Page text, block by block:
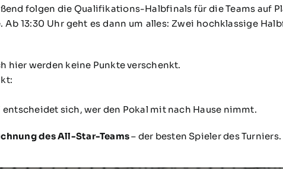
folgen die Qualifikations-Halbfinals für die Teams auf
13:30 Uhr geht es dann um alles: Zwei hochklassige
hier werden keine Punkte verschenkt.
entscheidet sich, wer den Pokal mit nach Hause nimmt.
des All-Star-Teams– der besten Spieler des Turniers.